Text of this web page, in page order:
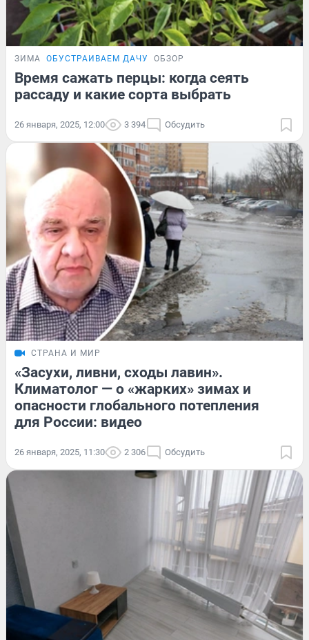
ЗИМА ОБУСТРАИВАЕМ ДАЧУ ОБЗОР
Время сажать перцы: когда сеять
рассаду и какие сорта выбрать
26 января, 2025, 12:00 3 394 Обсудить
СТРАНА И МИР
«Засухи, ливни, сходы лавин».
Климатолог — о «жарких» зимах и
опасности глобального потепления
для России: видео
26 января, 2025, 11:30 2 306 Обсудить